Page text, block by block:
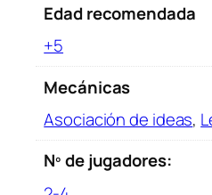
Edad recomendada
+5
Mecánicas
Asociación de ideas,
Nº de jugadores: